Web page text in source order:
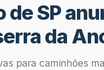
de SP
da
para caminhões